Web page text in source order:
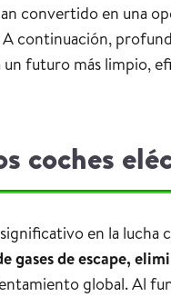
convertido en una
continuación,
futuro más limpio,
coches
en la lucha
gases de escape,
global. Al